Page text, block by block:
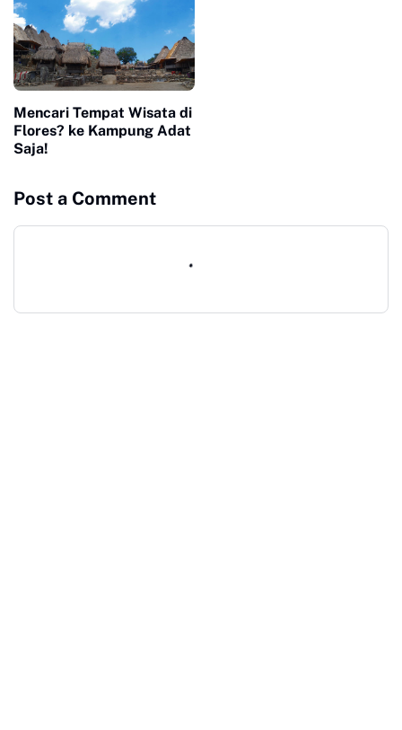
Mencari Tempat Wisata di
Flores? ke Kampung Adat
Saja!
Post a Comment